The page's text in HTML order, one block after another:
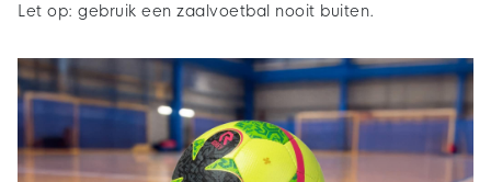
Let op: gebruik een zaalvoetbal nooit buiten.